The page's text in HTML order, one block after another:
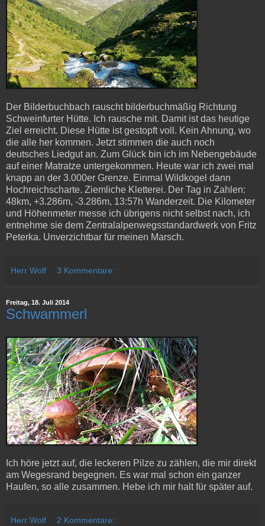
Der Bilderbuchbach rauscht bilderbuchmäßig Richtung
Schweinfurter Hütte. Ich rausche mit. Damit ist das heutige
Ziel erreicht. Diese Hütte ist gestopft voll. Kein Ahnung, wo
die alle her kommen. Jetzt stimmen die auch noch
deutsches Liedgut an. Zum Glück bin ich im Nebengebäude
auf einer Matratze untergekommen. Heute war ich zwei mal
knapp an der 3.000er Grenze. Einmal Wildkogel dann
Hochreichscharte. Ziemliche Kletterei. Der Tag in Zahlen:
48km, +3.286m, -3.286m, 13:57h Wanderzeit. Die Kilometer
und Höhenmeter messe ich übrigens nicht selbst nach, ich
entnehme sie dem Zentralalpenwegsstandardwerk von Fritz
Peterka. Unverzichtbar für meinen Marsch.
Herr Wolf 3 Kommentare:
Freitag, 18. Juli 2014
Schwammerl
Ich höre jetzt auf, die leckeren Pilze zu zählen, die mir direkt
am Wegesrand begegnen. Es war mal schon ein ganzer
Haufen, so alle zusammen. Hebe ich mir halt für später auf.
Herr Wolf 2 Kommentare: